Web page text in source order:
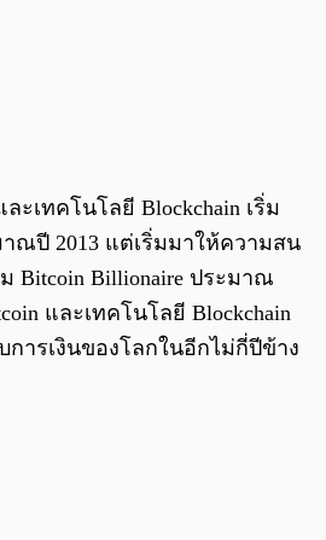
เทคโนโลยี Blockchain เริ่ม
ณปี 2013 แต่เริ่มมาให้ความสน
Bitcoin Billionaire ประมาณ
และเทคโนโลยี Blockchain
การเงินของโลกในอีกไม่กี่ปีข้าง